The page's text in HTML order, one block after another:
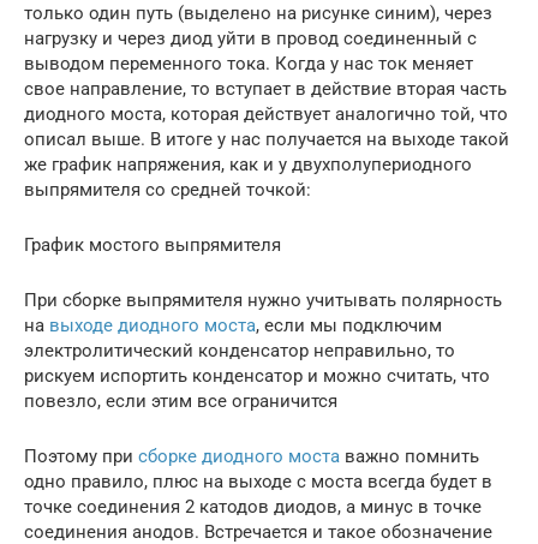
только один путь (выделено на рисунке синим), через
нагрузку и через диод уйти в провод соединенный с
выводом переменного тока. Когда у нас ток меняет
свое направление, то вступает в действие вторая часть
диодного моста, которая действует аналогично той, что
описал выше. В итоге у нас получается на выходе такой
же график напряжения, как и у двухполупериодного
выпрямителя со средней точкой:
График мостого выпрямителя
При сборке выпрямителя нужно учитывать полярность
на выходе диодного моста, если мы подключим
электролитический конденсатор неправильно, то
рискуем испортить конденсатор и можно считать, что
повезло, если этим все ограничится
Поэтому при сборке диодного моста важно помнить
одно правило, плюс на выходе с моста всегда будет в
точке соединения 2 катодов диодов, а минус в точке
соединения анодов. Встречается и такое обозначение